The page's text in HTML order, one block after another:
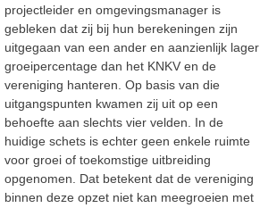
projectleider en omgevingsmanager is
gebleken dat zij bij hun berekeningen zijn
uitgegaan van een ander en aanzienlijk lager
groeipercentage dan het KNKV en de
vereniging hanteren. Op basis van die
uitgangspunten kwamen zij uit op een
behoefte aan slechts vier velden. In de
huidige schets is echter geen enkele ruimte
voor groei of toekomstige uitbreiding
opgenomen. Dat betekent dat de vereniging
binnen deze opzet niet kan meegroeien met